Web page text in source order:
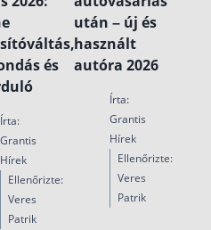
és
Írta:
Grantis
Hírek
Ellenőrizte:
Veres
Patrik
után – új és
használt
autóra 2026
Írta:
Grantis
Hírek
Ellenőrizte:
Veres
Patrik